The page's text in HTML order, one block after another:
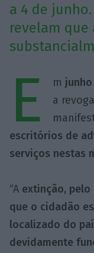
a 4 de
revelam que
E m
a
escritórios de
serviços nestas
“A extinção,
que o cidadão
localizado do
devidamente